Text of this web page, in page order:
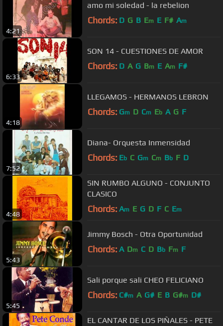
4:21
amo mi soledad - la rebelion
Chords: D G B Em E F# Am
6:33
SON 14 - CUESTIONES DE AMOR
Chords: D A G Bm E Am F#
4:18
LLEGAMOS - HERMANOS LEBRON
Chords: Gm D Cm Eb A G F
7:52
Diana- Orquesta Inmensidad
Chords: Eb C Gm Cm Bb F D
4:48
SIN RUMBO ALGUNO - CONJUNTO
CLASICO
Chords: Am E G D F C Em
5:43
Jimmy Bosch - Otra Oportunidad
Chords: A Dm C D Bb Fm F
5:45
Sali porque sali CHEO FELICIANO
Chords: C#m A G# E B G#m D#
EL CANTAR DE LOS PIÑALES - PETE